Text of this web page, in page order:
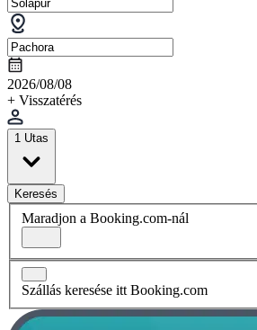
2026/08/08
+ Visszatérés
1 Utas
Keresés
Maradjon a Booking.com-nál
Szállás keresése itt Booking.com